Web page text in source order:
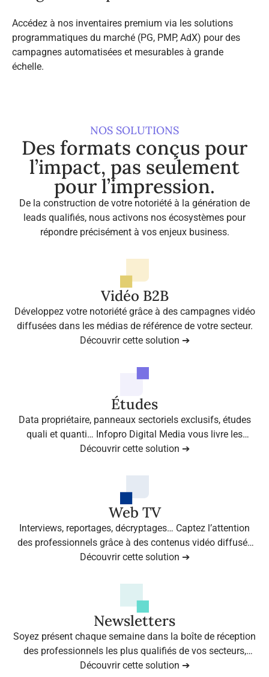
Accédez à nos inventaires premium via les solutions
programmatiques du marché (PG, PMP, AdX) pour des
campagnes automatisées et mesurables à grande
échelle.
NOS SOLUTIONS
Des formats conçus pour
l’impact, pas seulement
pour l’impression.
De la construction de votre notoriété à la génération de
leads qualifiés, nous activons nos écosystèmes pour
répondre précisément à vos enjeux business.
Vidéo B2B
Développez votre notoriété grâce à des campagnes vidéo
diffusées dans les médias de référence de votre secteur.
Découvrir cette solution ➔
Études
Data propriétaire, panneaux sectoriels exclusifs, études
quali et quanti… Infopro Digital Media vous livre les
insights qui font la différence.
Découvrir cette solution ➔
Web TV
Interviews, reportages, décryptages… Captez l’attention
des professionnels grâce à des contenus vidéo diffusés
sur les plateformes médias les plus regardées du B2B.
Découvrir cette solution ➔
Newsletters
Soyez présent chaque semaine dans la boîte de réception
des professionnels les plus qualifiés de vos secteurs,
grâce aux newsletters leaders d’Infopro Digital Media.
Découvrir cette solution ➔